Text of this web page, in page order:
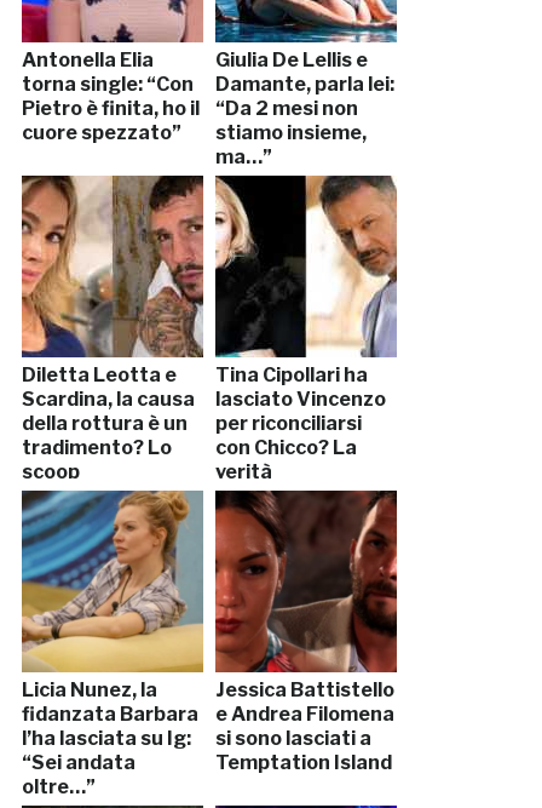
Antonella Elia
torna single: “Con
Pietro è finita, ho il
cuore spezzato”
Giulia De Lellis e
Damante, parla lei:
“Da 2 mesi non
stiamo insieme,
ma…”
Diletta Leotta e
Scardina, la causa
della rottura è un
tradimento? Lo
scoop
Tina Cipollari ha
lasciato Vincenzo
per riconciliarsi
con Chicco? La
verità
Licia Nunez, la
fidanzata Barbara
l’ha lasciata su Ig:
“Sei andata
oltre…”
Jessica Battistello
e Andrea Filomena
si sono lasciati a
Temptation Island